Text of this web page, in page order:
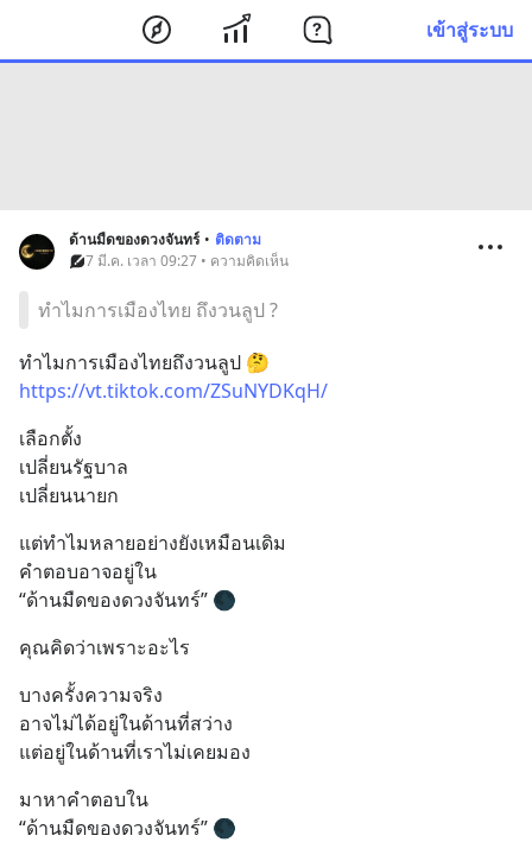
เข้าสู่ระบบ
ด้านมืดของดวงจันทร์ • ติดตาม
7 มี.ค. เวลา 09:27 • ความคิดเห็น
ทำไมการเมืองไทย ถึงวนลูป ?
ทำไมการเมืองไทยถึงวนลูป 🤔
https://vt.tiktok.com/ZSuNYDKqH/
เลือกตั้ง
เปลี่ยนรัฐบาล
เปลี่ยนนายก
แต่ทำไมหลายอย่างยังเหมือนเดิม
คำตอบอาจอยู่ใน
“ด้านมืดของดวงจันทร์” 🌑
คุณคิดว่าเพราะอะไร
บางครั้งความจริง
อาจไม่ได้อยู่ในด้านที่สว่าง
แต่อยู่ในด้านที่เราไม่เคยมอง
มาหาคำตอบใน
“ด้านมืดของดวงจันทร์” 🌑